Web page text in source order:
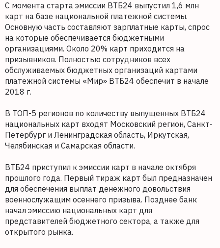
С момента старта эмиссии ВТБ24 выпустил 1,6 млн
карт на базе национальной платежной системы.
Основную часть составляют зарплатные карты, спрос
на которые обеспечивается бюджетными
организациями. Около 20% карт приходится на
призывников. Полностью сотрудников всех
обслуживаемых бюджетных организаций картами
платежной системы «Мир» ВТБ24 обеспечит в начале
2018 г.
В ТОП-5 регионов по количеству выпущенных ВТБ24
национальных карт входят Московский регион, Санкт-
Петербург и Ленинградская область, Иркутская,
Челябинская и Самарская области.
ВТБ24 приступил к эмиссии карт в начале октября
прошлого года. Первый тираж карт был предназначен
для обеспечения выплат денежного довольствия
военнослужащим осеннего призыва. Позднее банк
начал эмиссию национальных карт для
представителей бюджетного сектора, а также для
открытого рынка.